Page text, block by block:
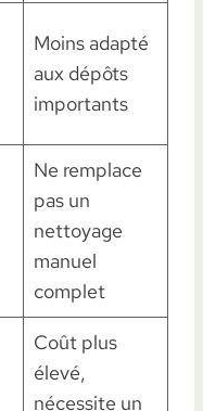
Moins adapté
aux dépôts
importants
Ne remplace
pas un
nettoyage
manuel
complet
Coût plus
élevé,
nécessite un